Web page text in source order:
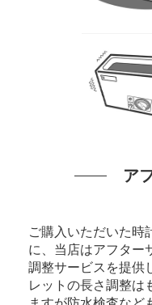
ア
ご購入いただいた時
に、当店はアフター
調整サービスを提供
レットの長さ調整は